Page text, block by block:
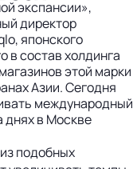
экспансии»,
директор
японского
в состав холдинга
этой марки
Азии. Сегодня
международный
днях в Москве
подобных